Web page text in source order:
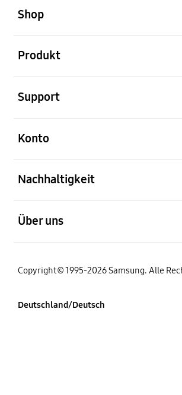
Shop
Produkt
Support
Konto
Nachhaltigkeit
Über uns
Copyright© 1995-2026 Samsung. Alle
Deutschland/Deutsch